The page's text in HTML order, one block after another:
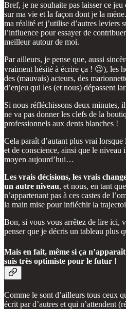
Bref, je ne souhaite pas laisser ce
sur ma vie et la façon dont je la
ma réalité et j’utilise d’autres leviers
l’influence pour essayer de
meilleur autour de moi.
Par ailleurs, je pense que, aussi
vraiment hésité à écrire ça ! 😉), les
des (mauvais) acteurs, des
d’enjeu qui les (et nous) dépassent
Si nous réfléchissons deux minutes,
ne va pas donner les clefs de la
professionnels aux dents blanches !
Cela paraît d’autant plus vrai
et de conscience, ainsi que le
moyen aujourd’hui…
Les vrais décisions, les vrais
un autre niveau, et nous, en tant
n’appartenant pas à ces castes de
la main mise pour infléchir la
Bon, si vous vous arrêtez de lire ici,
penser que je décris un tableau plus
Mais en fait, même si ça
suis très optimiste pour le futur !
Comme le sont d’ailleurs tous ceux
écrit par d’autres et qui n’attendent